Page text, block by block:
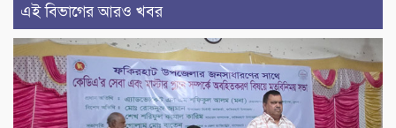
এই বিভাগের আরও খবর